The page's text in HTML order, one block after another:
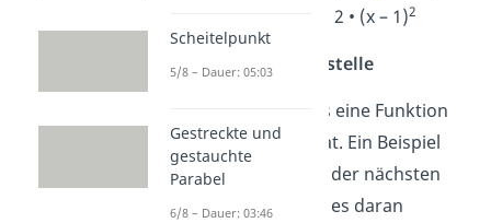
) = 2 • (x – 1)2
3. Fall: Keine Nullstelle
Es kann sein, dass eine Funktion
keine Nullstelle hat. Ein Beispiel
dafür siehst du in der nächsten
Grafik. Du kannst es daran
Scheitelpunkt
5/8 – Dauer: 05:03
Gestreckte und
gestauchte
Parabel
6/8 – Dauer: 03:46